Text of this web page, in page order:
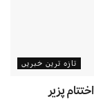
تازہ ترین خبریں
پزیر